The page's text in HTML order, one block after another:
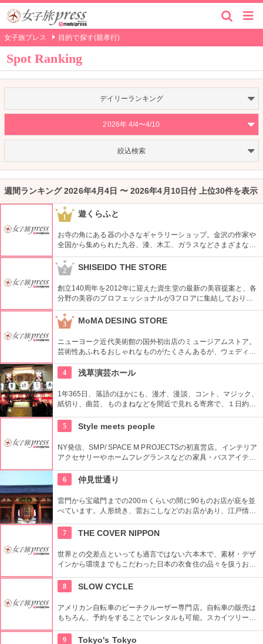
女子旅プレス 目的で探す(親孝行)
Spot Ranking
デイリーランキング
2026年 4/4〜4/10
絞込検索
週間ランキング 2026年4月4日 〜 2026年4月10日付 上位30件を表示
1 遊くらふと
お寺の角にある器の小さなギャラリーショップ。金沢の作家や
全国から集められた九谷、漆、木工、ガラスなどさまざまな器
が並ぶ。若手から有名作家のものまで、形や色、つくりの美し
さ、手触りの良さはもちろん、実用的で手が届く価格帯のもの
ばかり。
2 SHISEIDO THE STORE
創立140周年を2012年に迎えた資生堂の最新の美容提案と、各
分野の美容のプロフェッショナルが3フロアに集結しており、
幅広く美に対応した空間である。随時フェアやメーキャップイ
ベントなどのイベントをしているのでチェックしよう。
3 MoMA DESING STORE
ニューヨーク近代美術館の国外初出店のミュージアムストア。
芸術性あふれるおしゃれなものがたくさんあるが、ウェディン
グギフトも取り扱っている。
4
浅草演芸ホール
1年365日、落語のほかにも、漫才、漫談、コント、マジック、
紙切り、曲芸、ものまねなどを間近で見れる寄席で、１日約４
由席。
5 Style meets people
NY発信、SMP/ SPACE M PROJECTSの初直営店。インテリア
アクセサリーやホームフレグランスなどの家具・バスアイテム
デザインはデザイナーやアーティストに頼むことによって洗練
されたものとなっている。
6 仲見世通り
雷門から宝蔵門までの200ｍくらいの間に90ものお店が庇を並
べています。人形焼き、雷おこしなどのお店があり、江戸情緒
7
THE COVER NIPPON
世界との交差点といっても過言ではない六本木で、素材・デザ
インから環境までもこだわった日本の衣食住の品々を扱うお
を感じてみよう！
8 SLOW CYCLE
アメリカン自転車のビーチクルーザー専門店。自転車の販売は
もちろん、予約をすることでレンタルも可能。スカイツリーや
フェをオープンし、注目を集めている。
9 Tokyo's Tokyo